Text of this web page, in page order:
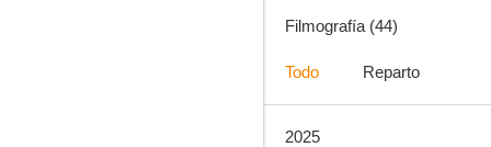
Filmografía (44)
Todo Reparto
2025